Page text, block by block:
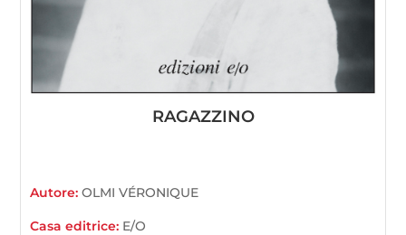
RAGAZZINO
Autore:OLMI VÉRONIQUE
Casa editrice: E/O